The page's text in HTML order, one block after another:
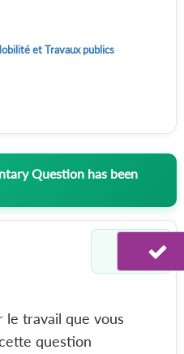
et Travaux publics
Question has been
travail que vous
question